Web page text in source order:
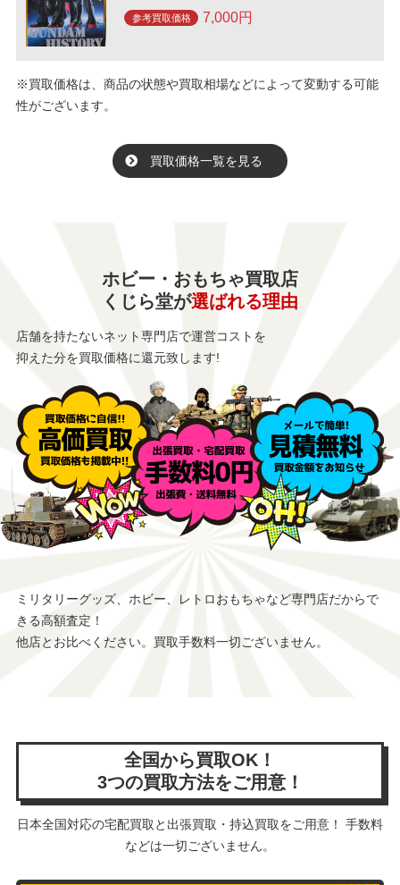
参考買取価格 7,000円
※買取価格は、商品の状態や買取相場などによって変動する可能
性がございます。
買取価格一覧を見る
ホビー・おもちゃ買取店
くじら堂が選ばれる理由
店舗を持たないネット専門店で運営コストを
抑えた分を買取価格に還元致します!
ミリタリーグッズ、ホビー、レトロおもちゃなど専門店だからで
きる高額査定！
他店とお比べください。買取手数料一切ございません。
全国から買取OK！
3つの買取方法をご用意！
日本全国対応の宅配買取と出張買取・持込買取をご用意！ 手数料
などは一切ございません。